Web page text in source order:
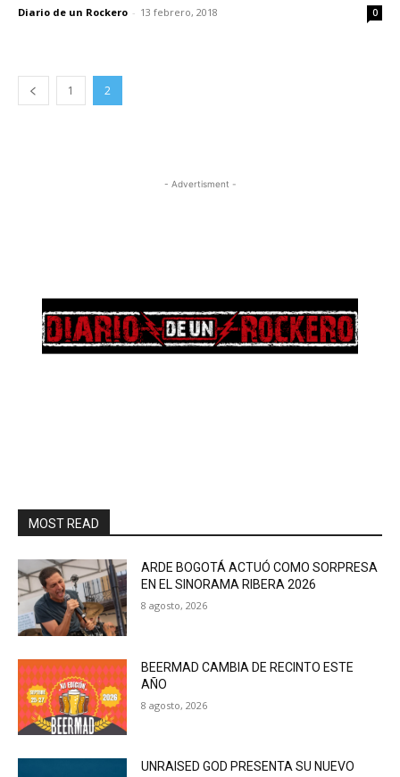
Diario de un Rockero - 13 febrero, 2018 0
1 2
- Advertisment -
MOST READ
ARDE BOGOTÁ ACTUÓ COMO SORPRESA
EN EL SINORAMA RIBERA 2026
8 agosto, 2026
BEERMAD CAMBIA DE RECINTO ESTE
AÑO
8 agosto, 2026
UNRAISED GOD PRESENTA SU NUEVO